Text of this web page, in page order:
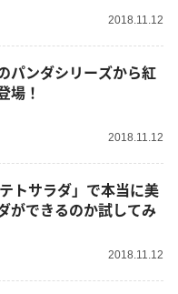
2018.11.12
パンダシリーズから紅
場！
2018.11.12
トサラダ」で本当に美
ができるのか試してみ
2018.11.12